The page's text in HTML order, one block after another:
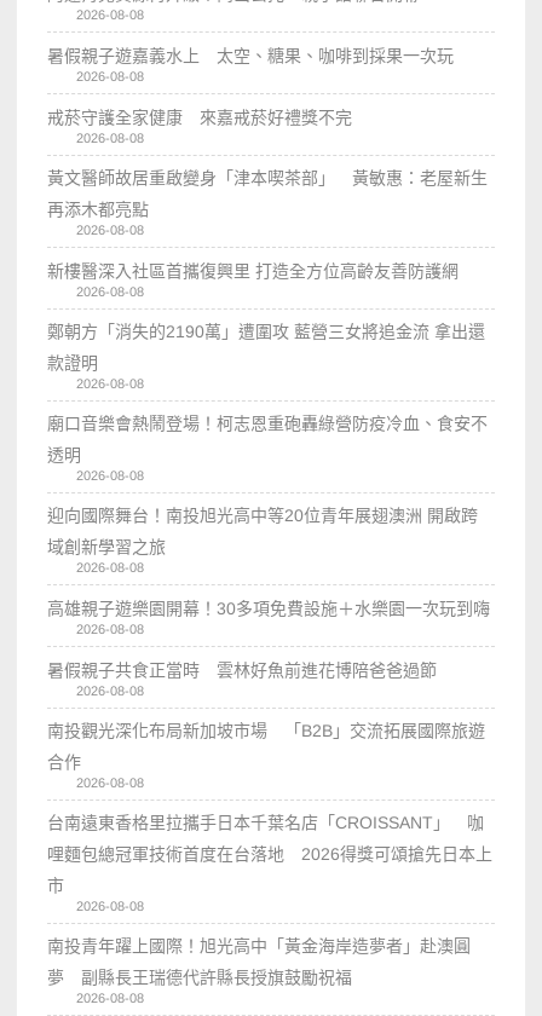
2026-08-08
暑假親子遊嘉義水上 太空、糖果、咖啡到採果一次玩
2026-08-08
戒菸守護全家健康 來嘉戒菸好禮獎不完
2026-08-08
黃文醫師故居重啟變身「津本喫茶部」 黃敏惠：老屋新生
再添木都亮點
2026-08-08
新樓醫深入社區首攜復興里 打造全方位高齡友善防護網
2026-08-08
鄭朝方「消失的2190萬」遭圍攻 藍營三女將追金流 拿出還
款證明
2026-08-08
廟口音樂會熱鬧登場！柯志恩重砲轟綠營防疫冷血、食安不
透明
2026-08-08
迎向國際舞台！南投旭光高中等20位青年展翅澳洲 開啟跨
域創新學習之旅
2026-08-08
高雄親子遊樂園開幕！30多項免費設施＋水樂園一次玩到嗨
2026-08-08
暑假親子共食正當時 雲林好魚前進花博陪爸爸過節
2026-08-08
南投觀光深化布局新加坡市場 「B2B」交流拓展國際旅遊
合作
2026-08-08
台南遠東香格里拉攜手日本千葉名店「CROISSANT」 咖
哩麵包總冠軍技術首度在台落地 2026得獎可頌搶先日本上
市
2026-08-08
南投青年躍上國際！旭光高中「黃金海岸造夢者」赴澳圓
夢 副縣長王瑞德代許縣長授旗鼓勵祝福
2026-08-08